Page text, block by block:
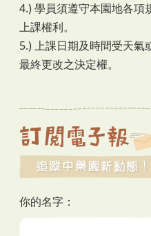
4.) 學員須遵守本園地各項
上課權利。
5.) 上課日期及時間受天氣
最終更改之決定權。
你的名字：